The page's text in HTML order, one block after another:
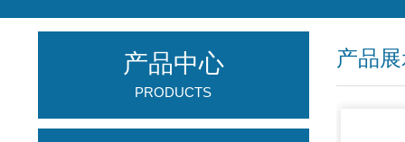
产品
产品中心
PRODUCTS